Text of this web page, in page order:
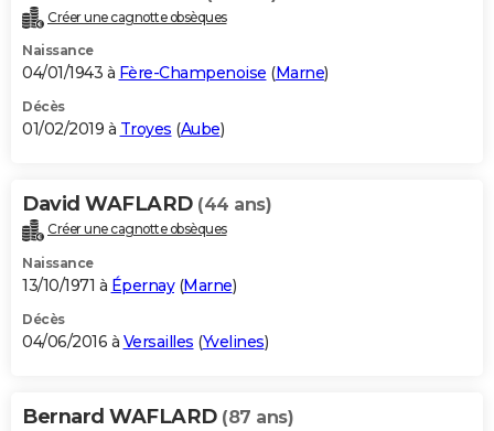
Créer une cagnotte obsèques
Naissance
04/01/1943 à Fère-Champenoise (Marne)
Décès
01/02/2019 à Troyes (Aube)
David WAFLARD (44 ans)
Créer une cagnotte obsèques
Naissance
13/10/1971 à Épernay(Marne)
Décès
04/06/2016 à Versailles (Yvelines)
Bernard WAFLARD (87 ans)